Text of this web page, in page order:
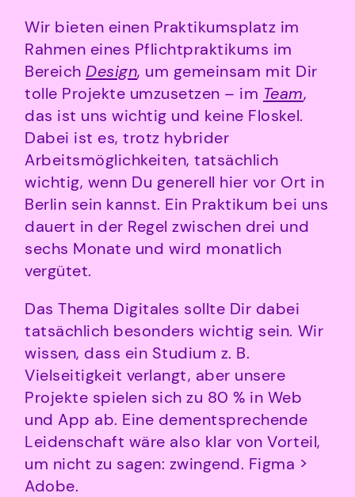
Wir bieten einen Praktikumsplatz im
Rahmen eines Pflichtpraktikums im
BereichDesign, um gemeinsam mit Dir
tolle Projekte umzusetzen – im Team,
das ist uns wichtig und keine Floskel.
Dabei ist es, trotz hybrider
Arbeitsmöglichkeiten, tatsächlich
wichtig, wenn Du generell hier vor Ort in
Berlin sein kannst. Ein Praktikum bei uns
dauert in der Regel zwischen drei und
sechs Monate und wird monatlich
vergütet.
Das Thema Digitales sollte Dir dabei
tatsächlich besonders wichtig sein. Wir
wissen, dass ein Studium z. B.
Vielseitigkeit verlangt, aber unsere
Projekte spielen sich zu 80 % in Web
und App ab. Eine dementsprechende
Leidenschaft wäre also klar von Vorteil,
um nicht zu sagen: zwingend. Figma >
Adobe.